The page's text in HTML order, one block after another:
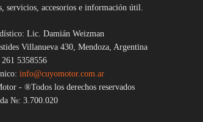
servicios, accesorios e información útil.
Lic. Damián Weizman
Villanueva 430, Mendoza, Argentina
5358556
info@cuyomotor.com.ar
- ®Todos los derechos reservados
№: 3.700.020